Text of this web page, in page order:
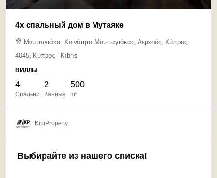
4х спальный дом в Мутаяке
Μουτταγιάκα, Κοινότητα Μουτταγιάκας, Λεμεσός, Κύπρος,
4045, Κύπρος - Kıbrıs
ВИЛЛЫ
4
Спальни
2
Ванные
500
m²
KiprProperty
Выбирайте из нашего списка!